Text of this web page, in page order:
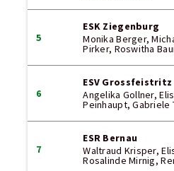
5
ESK Ziegenburg
Monika Berger,
Pirker, Roswitha
6
ESV Grossfeistritz
Angelika Gollner,
Peinhaupt,
7
ESR Bernau
Waltraud Krisper,
Rosalinde Mirnig,